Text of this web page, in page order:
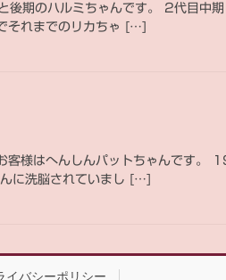
後期のハルミちゃんです。 2代目中
それまでのリカちゃ […]
様はへんしんパットちゃんです。
に洗脳されていまし […]
イバシーポリシー